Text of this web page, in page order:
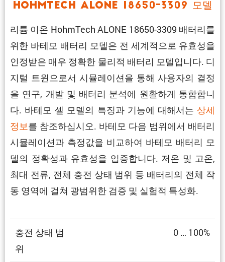
HohmTech ALONE 18650-3309 모델
리튬 이온 HohmTech ALONE 18650-3309 배터리를
위한 바테모 배터리 모델은 전 세계적으로 유효성을
인정받은 매우 정확한 물리적 배터리 모델입니다. 디
지털 트윈으로서 시뮬레이션을 통해 사용자의 결정
을 연구, 개발 및 배터리 분석에 원활하게 통합합니
다. 바테모 셀 모델의 특징과 기능에 대해서는 상세
정보를 참조하십시오. 바테모 다음 범위에서 배터리
시뮬레이션과 측정값을 비교하여 바테모 배터리 모
델의 정확성과 유효성을 입증합니다. 저온 및 고온,
최대 전류, 전체 충전 상태 범위 등 배터리의 전체 작
동 영역에 걸쳐 광범위한 검증 및 실험적 특성화.
충전 상태 범
위
0 … 100%